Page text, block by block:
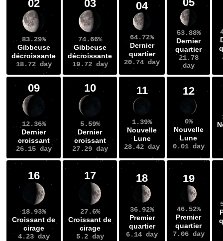
02
83.29%
Gibbeuse
décroissante
18.72 day
03
74.66%
Gibbeuse
décroissante
19.72 day
04
64.72%
Dernier
quartier
20.74 day
53.88%
Dernier
quartier
21.78
day
09
12.36%
Dernier
croissant
26.15 day
10
5.59%
Dernier
croissant
27.29 day
11
1.39%
Nouvelle
Lune
28.42 day
12
0%
Nouvelle
Lune
0.01 day
16
18.93%
Croissant de
cirage
4.23 day
17
27.6%
Croissant de
cirage
5.2 day
18
36.92%
Premier
quartier
6.14 day
19
46.52%
Premier
quartier
7.06 day